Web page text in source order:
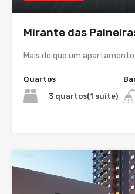
Mirante das
Mais do que um
Quartos
3 quartos(1 suíte)